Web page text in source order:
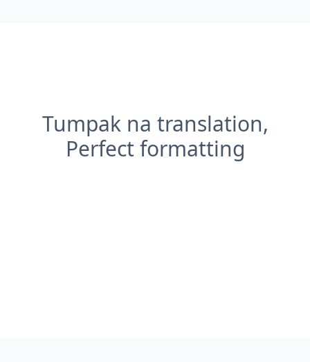
Tumpak na translation,
Perfect formatting